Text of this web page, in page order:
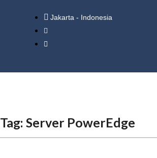
Jakarta - Indonesia
Tag: Server PowerEdge